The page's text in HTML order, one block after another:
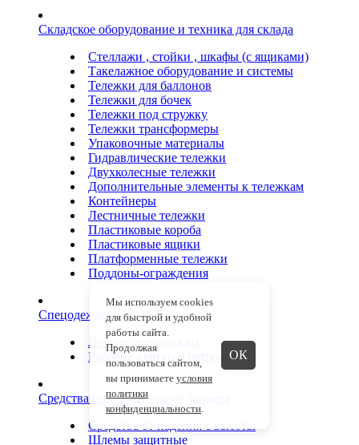
Складское оборудование и техника для склада
Стеллажи , стойки , шкафы (с ящиками)
Такелажное оборудование и системы
Тележки для баллонов
Тележки для бочек
Тележки под стружку
Тележки трансформеры
Упаковочные материалы
Гидравлические тележки
Двухколесные тележки
Дополнительные элементы к тележкам
Контейнеры
Лестничные тележки
Пластиковые короба
Пластиковые ящики
Платформенные тележки
Поддоны-ограждения
Спецодежды
Летние спецодежды
Рабочие куртки и ветровки
Средства индивидуальной защиты
Средства от падения с высоты
Шлемы защитные
Мы используем cookies
для быстрой и удобной
работы сайта.
Продолжая
пользоваться сайтом,
вы принимаете условия
политики
конфиденциальности.
ОК